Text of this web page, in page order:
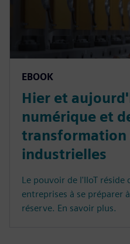
EBOOK
Hier et
numérique et
transformation
industrielles
Le pouvoir de l'IIoT réside
entreprises à se préparer
réserve. En savoir plus.